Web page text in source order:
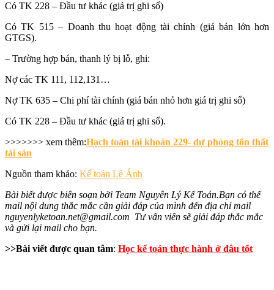
Có TK 228 – Đầu tư khác (giá trị ghi sổ)
Có TK 515 – Doanh thu hoạt động tài chính (giá bán lớn hơn
GTGS).
– Trường hợp bán, thanh lý bị lỗ, ghi:
Nợ các TK 111, 112,131…
Nợ TK 635 – Chi phí tài chính (giá bán nhỏ hơn giá trị ghi sổ)
Có TK 228 – Đầu tư khác (giá trị ghi sổ).
>>>>>>> xem thêm:Hạch toán tài khoản 229- dự phòng tổn thất
tài sản
Nguồn tham khảo: Kế toán Lê Ánh
Bài biết được biên soạn bởi Team Nguyên Lý Kế Toán.Bạn có thể
mail nội dung thắc mắc cần giải đáp của mình đến địa chỉ mail
nguyenlyketoan.net@gmail.com Tư vấn viên sẽ giải đáp thắc mắc
và gửi lại mail cho bạn.
>>Bài viết được quan tâm: Học kế toán thực hành ở đâu tốt